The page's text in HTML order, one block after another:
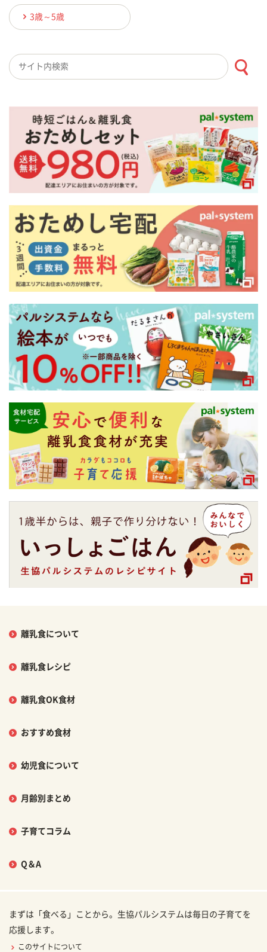
3歳～5歳
検索キーワード入力
離乳食について
離乳食レシピ
離乳食OK食材
おすすめ食材
幼児食について
月齢別まとめ
子育てコラム
Q＆A
まずは「食べる」ことから。生協パルシステムは毎日の子育てを
応援します。
このサイトについて